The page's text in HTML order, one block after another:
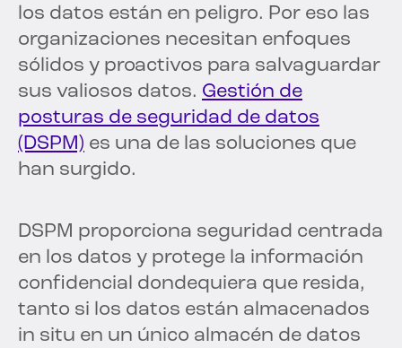
los datos están en peligro. Por eso las
organizaciones necesitan enfoques
sólidos y proactivos para salvaguardar
sus valiosos datos. Gestión de
posturas de seguridad de datos
(DSPM) es una de las soluciones que
han surgido.
DSPM proporciona seguridad centrada
en los datos y protege la información
confidencial dondequiera que resida,
tanto si los datos están almacenados
in situ en un único almacén de datos